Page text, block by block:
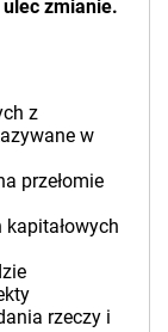
zmianie.
z
w
przełomie
rzeczy i